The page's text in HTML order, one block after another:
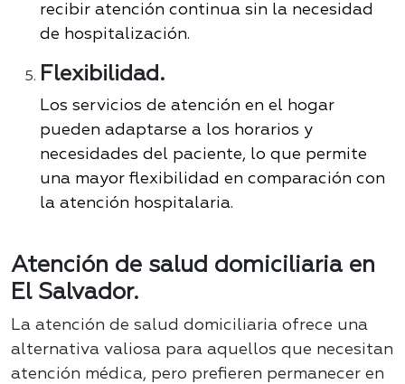
recibir atención continua sin la necesidad
de hospitalización.
Flexibilidad.
Los servicios de atención en el hogar
pueden adaptarse a los horarios y
necesidades del paciente, lo que permite
una mayor flexibilidad en comparación con
la atención hospitalaria.
Atención de salud domiciliaria en
El Salvador.
La atención de salud domiciliaria ofrece una
alternativa valiosa para aquellos que necesitan
atención médica, pero prefieren permanecer en